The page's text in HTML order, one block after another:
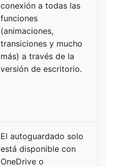
conexión a todas las
funciones
(animaciones,
transiciones y mucho
más) a través de la
versión de escritorio.
El autoguardado solo
está disponible con
OneDrive o